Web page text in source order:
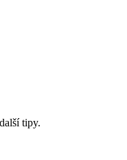
tipy.